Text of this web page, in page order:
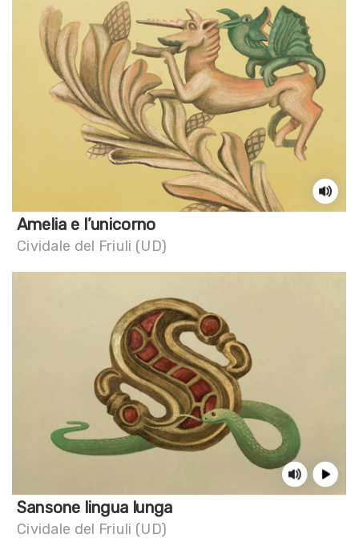
Amelia e l’unicorno
Cividale del Friuli (UD)
Sansone lingua lunga
Cividale del Friuli (UD)